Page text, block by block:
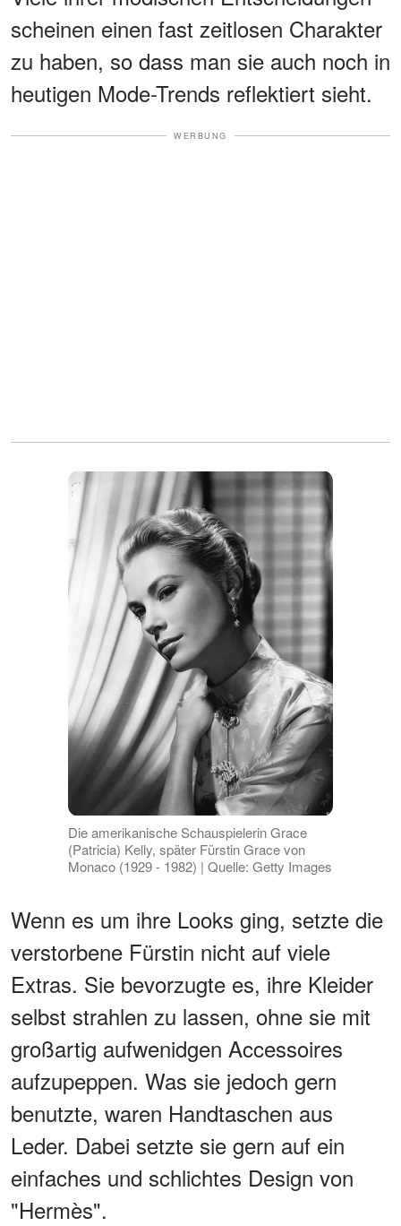
scheinen einen fast zeitlosen Charakter
zu haben, so dass man sie auch noch in
heutigen Mode-Trends reflektiert sieht.
WERBUNG
Die amerikanische Schauspielerin Grace
(Patricia) Kelly, später Fürstin Grace von
Monaco (1929 - 1982) | Quelle: Getty Images
Wenn es um ihre Looks ging, setzte die
verstorbene Fürstin nicht auf viele
Extras. Sie bevorzugte es, ihre Kleider
selbst strahlen zu lassen, ohne sie mit
großartig aufwenidgen Accessoires
aufzupeppen. Was sie jedoch gern
benutzte, waren Handtaschen aus
Leder. Dabei setzte sie gern auf ein
einfaches und schlichtes Design von
"Hermès".